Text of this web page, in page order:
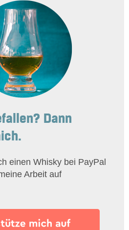
Dann
einen Whisky bei PayPal
Arbeit auf